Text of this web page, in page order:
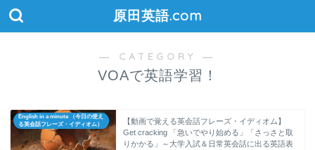
原田英語.com
― CATEGORY ―
VOAで英語学習！
English in a minute （今日の使え
る英会話フレーズ・イディオム）
【動画で覚える英会話フレーズ・イディオム】
Get cracking 「急いでやり始める」「さっさと取
りかかる」～大学入試＆日常英会話に出る英語表